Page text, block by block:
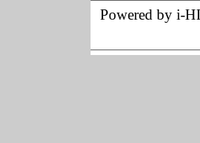
Powered by i-